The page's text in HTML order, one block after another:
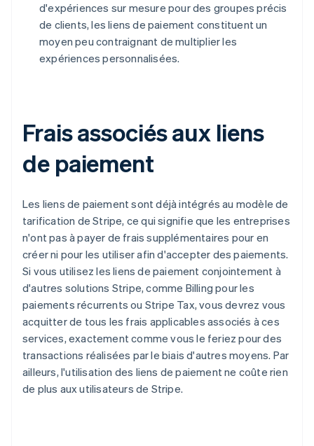
d'expériences sur mesure pour des groupes précis
de clients, les liens de paiement constituent un
moyen peu contraignant de multiplier les
expériences personnalisées.
Frais associés aux liens
de paiement
Les liens de paiement sont déjà intégrés au modèle de
tarification de Stripe, ce qui signifie que les entreprises
n'ont pas à payer de frais supplémentaires pour en
créer ni pour les utiliser afin d'accepter des paiements.
Si vous utilisez les liens de paiement conjointement à
d'autres solutions Stripe, comme Billing pour les
paiements récurrents ou Stripe Tax, vous devrez vous
acquitter de tous les frais applicables associés à ces
services, exactement comme vous le feriez pour des
transactions réalisées par le biais d'autres moyens. Par
ailleurs, l'utilisation des liens de paiement ne coûte rien
de plus aux utilisateurs de Stripe.